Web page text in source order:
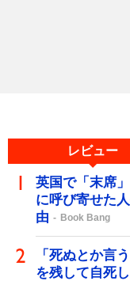
レビュー
英国で「末席
に呼び寄せた
由
Book Bang
「死ぬとか言
を残して自死